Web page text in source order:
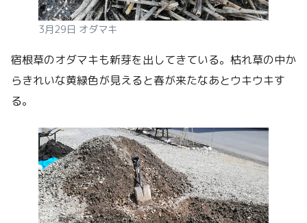
3月29日 オダマキ
宿根草のオダマキも新芽を出してきている。枯れ草の中か
らきれいな黄緑色が見えると春が来たなあとウキウキす
る。